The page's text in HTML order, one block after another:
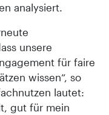
analysiert.
unsere
für faire
wissen“, so
lautet:
gut für mein